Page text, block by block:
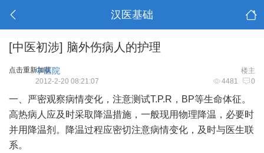
汉医基础
[中医初涉] 脑外伤病人的护理
点击重新加载 楼主
中医院
4481 0
2012-2-20 08:21:07
一、严密观察病情变化，注意测试T.P.R，BP等生命体征。
高热病人应及时采取降温措施，一般现用物理降温，必要时
并用降温剂。降温过程应密切注意病情变化，及时与医生联
系。